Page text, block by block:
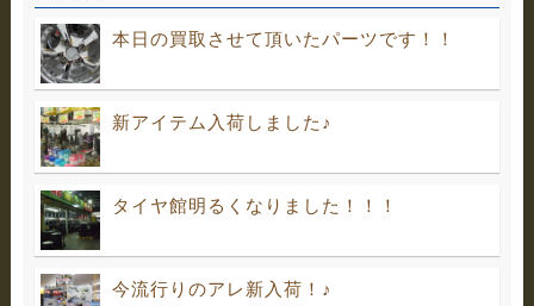
本日の買取させて頂いたパーツです！！
新アイテム入荷しました♪
タイヤ館明るくなりました！！！
今流行りのアレ新入荷！♪